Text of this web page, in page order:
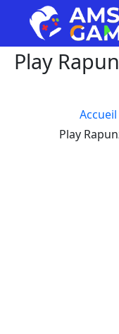
Play
Accueil
Play